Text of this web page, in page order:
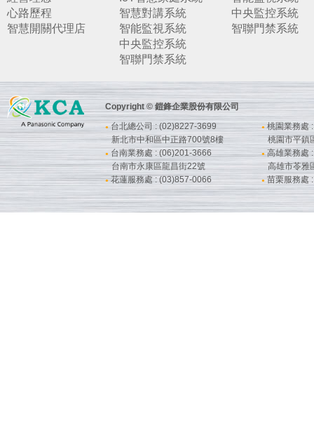
心路歷程
智慧開關代理店
智慧對講系統
智能監視系統
中央監控系統
智聯門禁系統
中央監控系統
智聯門禁系統
Copyright © 鎧鋒企業股份有限公司
●台北總公司 : (02)8227-3699
新北市中和區中正路700號8樓
● 桃園業務處
桃園市平鎮
● 台南業務處 : (06)201-3666
台南市永康區龍昌街22號
●高雄業務處
高雄市苓雅
●花蓮服務處 : (03)857-0066 ● 苗栗服務處